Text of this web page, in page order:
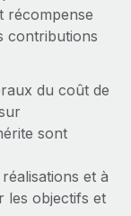
dans le monde
à l’emploi
simplicité
autres
les RH et la
récompense
contributions
du coût de
sont
et à
les objectifs et